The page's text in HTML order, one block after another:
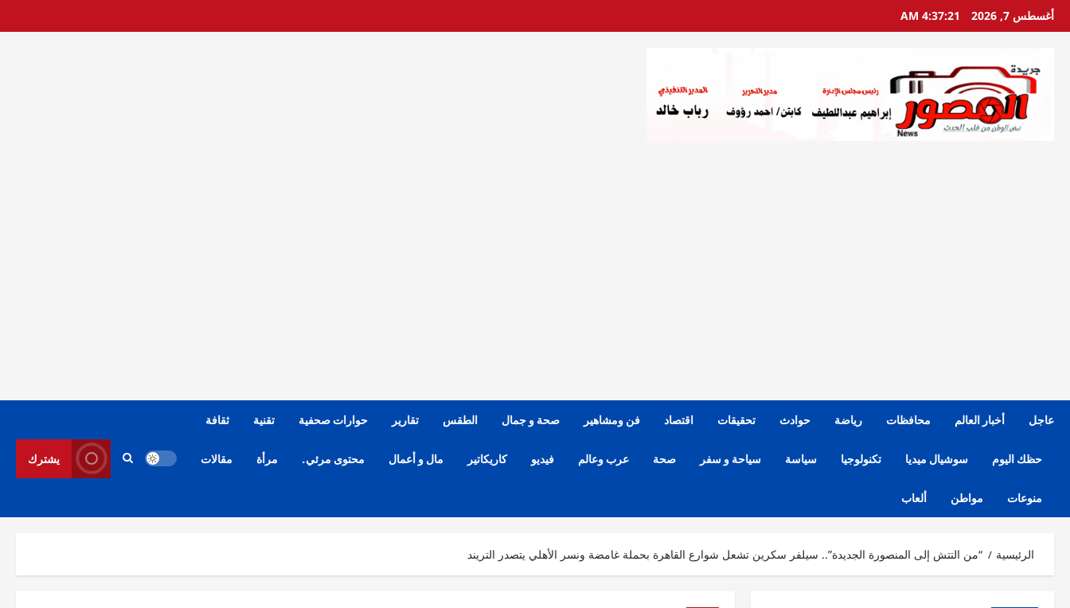
تخطيأغسطس 7, 2026 4:37:22 AM
عاجل أخبار العالم محافظات رياضة حوادث تحقيقات اقتصاد فن ومشاهير صحة و جمال الطقس تقارير حوارات صحفية تقنية ثقافة
حظك اليوم سوشيال ميديا تكنولوجيا سياسة سياحة و سفر صحة عرب وعالم فيديو كاريكاتير مال و أعمال محتوى مرئي. مرأة مقالات
منوعات مواطن ألعاب
يشترك
الرئيسية “من التتش إلى المنصورة الجديدة”.. سيلفر سكرين تشعل شوارع القاهرة بحملة غامضة ونسر الأهلي يتصدر التريند